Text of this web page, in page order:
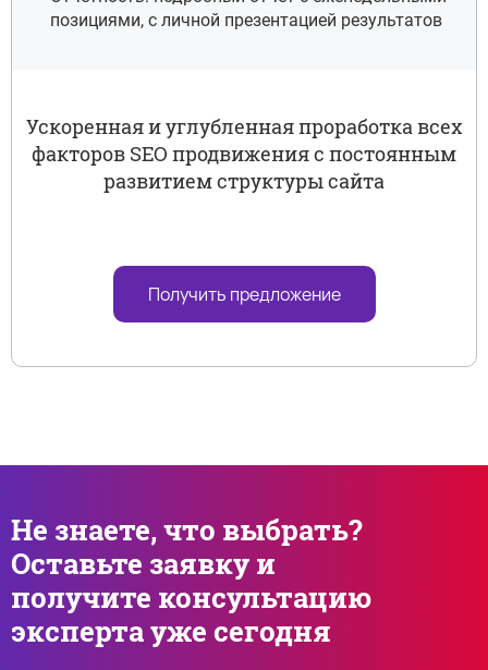
позициями, с личной презентацией результатов
Ускоренная и углубленная проработка всех
факторов SEO продвижения с постоянным
развитием структуры сайта
Получить предложение
Не знаете, что выбрать?
Оставьте заявку и
получите консультацию
эксперта уже сегодня